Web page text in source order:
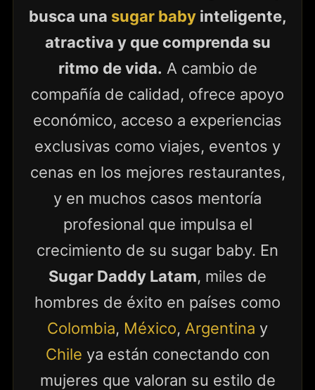
busca una sugar babyinteligente,
atractiva y que comprenda su
ritmo de vida. A cambio de
compañía de calidad, ofrece apoyo
económico, acceso a experiencias
exclusivas como viajes, eventos y
cenas en los mejores restaurantes,
y en muchos casos mentoría
profesional que impulsa el
crecimiento de su sugar baby. En
Sugar Daddy Latam, miles de
hombres de éxito en países como
Colombia, México, Argentina y
Chile ya están conectando con
mujeres que valoran su estilo de